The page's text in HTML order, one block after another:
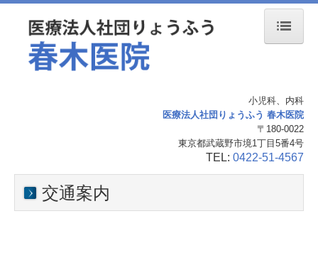
ホーム
当院設備紹介
小児科、内科
医療法人社団りょうふう 春木医院
〒180-0022
東京都武蔵野市境1丁目5番4号
TEL: 0422-51-4567
交通案内